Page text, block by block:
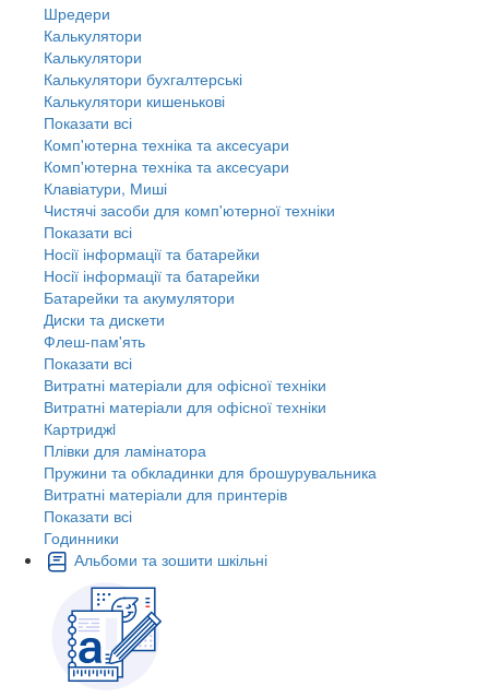
Шредери
Калькулятори
Калькулятори
Калькулятори бухгалтерські
Калькулятори кишенькові
Показати всі
Комп'ютерна техніка та аксесуари
Комп'ютерна техніка та аксесуари
Клавіатури, Миші
Чистячі засоби для комп'ютерної техніки
Показати всі
Носії інформації та батарейки
Носії інформації та батарейки
Батарейки та акумулятори
Диски та дискети
Флеш-пам'ять
Показати всі
Витратні матеріали для офісної техніки
Витратні матеріали для офісної техніки
Картриджi
Плівки для ламінатора
Пружини та обкладинки для брошурувальника
Витратні матеріали для принтерів
Показати всі
Годинники
Альбоми та зошити шкільні